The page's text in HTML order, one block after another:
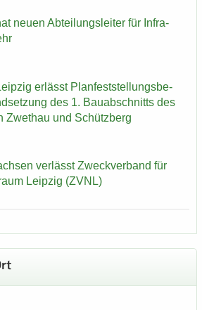
neuen Ab­tei­lungs­lei­ter für In­fra­
er­lässt Plan­fest­stel­lungs­be­
des 1. Bau­ab­schnitts des
Zwet­hau und Schütz­berg
ver­lässt Zweck­ver­band für
Leip­zig (ZVNL)